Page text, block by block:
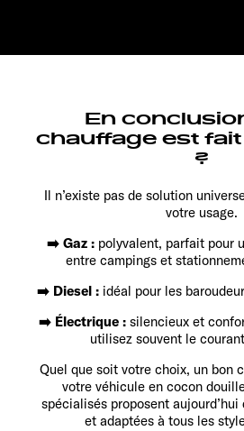
En
chauffage est
?
Il n’existe pas de solution
votre usage.
➡️ Gaz : polyvalent, parfait pour
entre campings et
➡️ Diesel : idéal pour les
➡️ Électrique : silencieux et
utilisez souvent le
Quel que soit votre choix, un bon
votre véhicule en cocon
spécialisés proposent
et adaptées à tous les